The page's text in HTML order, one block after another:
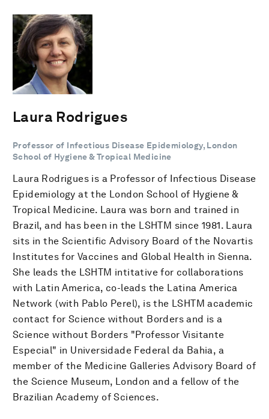
Laura Rodrigues
Professor of Infectious Disease Epidemiology, London
School of Hygiene & Tropical Medicine
Laura Rodrigues is a Professor of Infectious Disease
Epidemiology at the London School of Hygiene &
Tropical Medicine. Laura was born and trained in
Brazil, and has been in the LSHTM since 1981. Laura
sits in the Scientific Advisory Board of the Novartis
Institutes for Vaccines and Global Health in Sienna.
She leads the LSHTM intitative for collaborations
with Latin America, co-leads the Latina America
Network (with Pablo Perel), is the LSHTM academic
contact for Science without Borders and is a
Science without Borders "Professor Visitante
Especial" in Universidade Federal da Bahia, a
member of the Medicine Galleries Advisory Board of
the Science Museum, London and a fellow of the
Brazilian Academy of Sciences.